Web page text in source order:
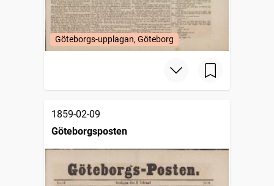
Göteborgs-upplagan, Göteborg
1859-02-09
Göteborgsposten